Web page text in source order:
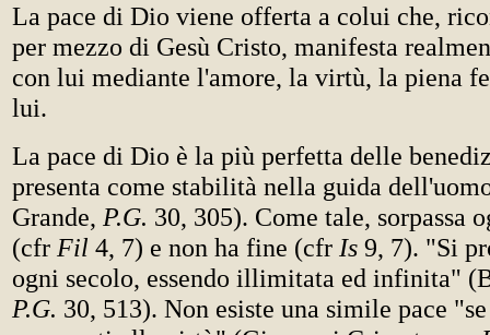
La pace di Dio viene offerta a colui che,
per mezzo di Gesù Cristo, manifesta
con lui mediante l'amore, la virtù, la piena
lui.
La pace di Dio è la più perfetta delle
presenta come stabilità nella guida
Grande, P.G. 30, 305). Come tale, sorpassa
(cfr Fil 4, 7) e non ha fine (cfr Is 9, 7). "Si
ogni secolo, essendo illimitata ed infinita"
P.G. 30, 513). Non esiste una simile pace